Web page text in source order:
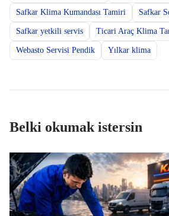
Safkar Klima Kumandası Tamiri Safkar
Safkar yetkili servis Ticari Araç Klima
Webasto Servisi Pendik Yılkar klima
Belki okumak istersin